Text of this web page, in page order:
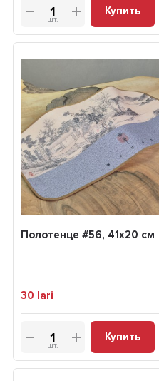
шт.
Купить
Полотенце #56, 41х20 см
30 lari
шт.
Купить